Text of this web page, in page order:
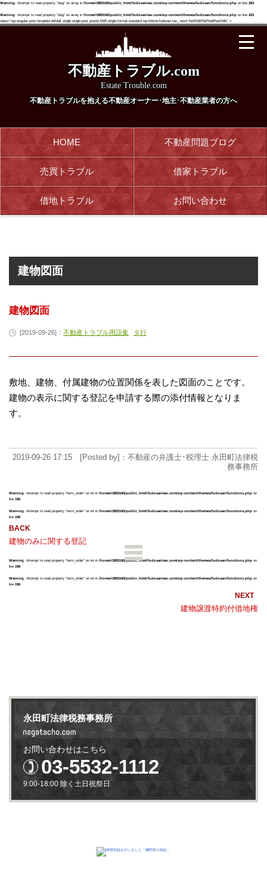
Warning: Attempt to read property "slug" on array in /home/r3893160/public_html/fudosanlaw.com/wp-content/themes/fudosan/functions.php on line 263
Warning: Attempt to read property "slug" on array in /home/r3893160/public_html/fudosanlaw.com/wp-content/themes/fudosan/functions.php on line 263
class="wp-singular post-template-default single single-post postid-1505 single-format-standard wp-theme-fudosan tax_ word %e3%82%bf%e8%a1%8c" >
不動産トラブル.com
Estate Trouble.com
不動産トラブルを抱える不動産オーナー･地主･不動産業者の方へ
HOME 不動産問題ブログ
売買トラブル 借家トラブル
借地トラブル お問い合わせ
建物図面
建物図面
[2019-09-26]： 不動産トラブル用語集 タ行
敷地、建物、付属建物の位置関係を表した図面のことです。
建物の表示に関する登記を申請する際の添付情報となりま
す。
2019-09-26 17:15 [Posted by]：不動産の弁護士･税理士 永田町法律税
務事務所
Warning: Attempt to read property "term_order" on int in /home/r3893160/public_html/fudosanlaw.com/wp-content/themes/fudosan/functions.php on
line 196
Warning: Attempt to read property "term_order" on int in /home/r3893160/public_html/fudosanlaw.com/wp-content/themes/fudosan/functions.php on
line 196
建物のみに関する登記
Warning: Attempt to read property "term_order" on int in /home/r3893160/public_html/fudosanlaw.com/wp-content/themes/fudosan/functions.php on
line 196
Warning: Attempt to read property "term_order" on int in /home/r3893160/public_html/fudosanlaw.com/wp-content/themes/fudosan/functions.php on
line 196
建物譲渡特約付借地権
永田町法律税務事務所
お問い合わせはこちら
03-5532-1112
9:00-18:00 除く土日祝祭日